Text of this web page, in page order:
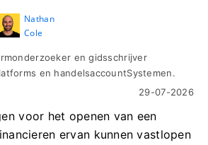
Nathan
Cole
en gidsschrijver
en handelsaccountSystemen.
29-07-2026
voor het openen van een
ervan kunnen vastlopen